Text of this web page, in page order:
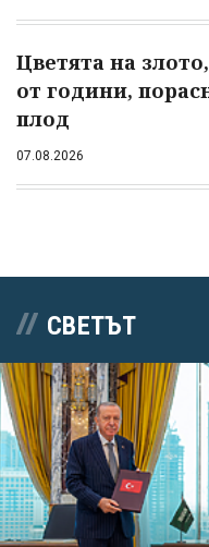
Цветята на
от години,
плод
07.08.2026
СВЕТЪТ